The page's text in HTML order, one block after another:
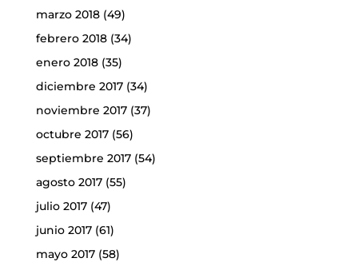
marzo 2018(49)
febrero 2018(34)
enero 2018(35)
diciembre 2017(34)
noviembre 2017(37)
octubre 2017(56)
septiembre 2017(54)
agosto 2017(55)
julio 2017(47)
junio 2017(61)
mayo 2017(58)